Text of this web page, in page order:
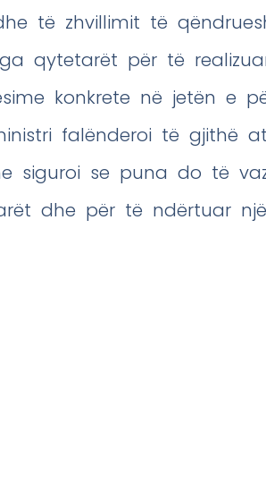
të zhvillimit të
qytetarët për të
konkrete në jetën e
falënderoi të gjithë
siguroi se puna do të
dhe për të ndërtuar